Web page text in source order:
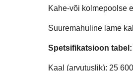
Kahe-või kolmepoolse
Suuremahuline lame
Spetsifikatsioon tabel:
Kaal (arvutuslik): 25